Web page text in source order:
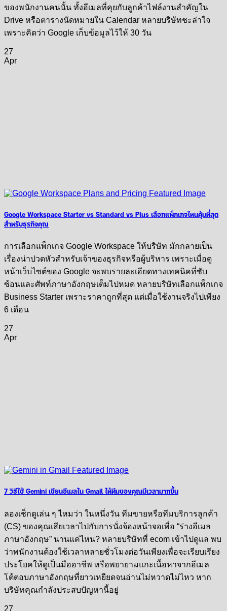
ของพนักงานคนนั้น ทั้งอีเมลที่คุยกับลูกค้าไฟล์งานสำคัญใน
Drive หรือตารางนัดหมายใน Calendar หลายบริษัทชะล่าใจ
เพราะคิดว่า Google เก็บข้อมูลไว้ให้ 30 วัน
27
Apr
Google Workspace Starter vs Standard vs Plus เลือกแพ็กเกจไหนคุ้มที่สุด
สำหรับธุรกิจคุณ
การเลือกแพ็กเกจ Google Workspace ให้บริษัท มักกลายเป็น
เรื่องน่าปวดหัวสำหรับเจ้าของธุรกิจหรือผู้บริหาร เพราะเมื่อดู
หน้าเว็บไซต์ของ Google จะพบรายละเอียดทางเทคนิคที่ซับ
ซ้อนและศัพท์ภาษาอังกฤษเต็มไปหมด หลายบริษัทเลือกแพ็กเกจ
Business Starter เพราะราคาถูกที่สุด แต่เมื่อใช้งานจริงไปเพียง
6 เดือน
27
Apr
7 วิธีใช้ Gemini เขียนอีเมลใน Gmail ให้ทีมของคุณมีเวลามากขึ้น
ลองเช็กดูเล่น ๆ ไหมว่า ในหนึ่งวัน ทีมขายหรือทีมบริการลูกค้า
(CS) ของคุณเสียเวลาไปกับการนั่งจ้องหน้าจอเพื่อ “ร่างอีเมล
ภาษาอังกฤษ” นานแค่ไหน? หลายบริษัทที่ ecom เข้าไปดูแล พบ
ว่าพนักงานต้องใช้เวลาหลายชั่วโมงต่อวันเพียงเพื่อจะเรียบเรียง
ประโยคให้ดูเป็นมืออาชีพ หรือพยายามแกะเนื้อหาจากอีเมล
โต้ตอบภาษาอังกฤษที่ยาวเหยียดจนอ่านไม่หวาดไม่ไหว หาก
บริษัทคุณกำลังประสบปัญหานี้อยู่
27